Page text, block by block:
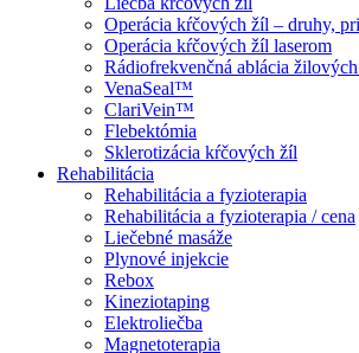
Operácia kŕčových žíl – druhy,
Operácia kŕčových žíl laserom
Rádiofrekvenčná ablácia
VenaSeal™
ClariVein™
Flebektómia
Sklerotizácia kŕčových žíl
Rehabilitácia
Rehabilitácia a fyzioterapia
Rehabilitácia a fyzioterapia / cena
Liečebné masáže
Plynové injekcie
Rebox
Kineziotaping
Elektroliečba
Magnetoterapia